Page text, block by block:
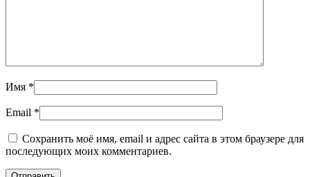
Имя *
Email *
Сохранить моё имя, email и адрес сайта в этом браузере для
последующих моих комментариев.